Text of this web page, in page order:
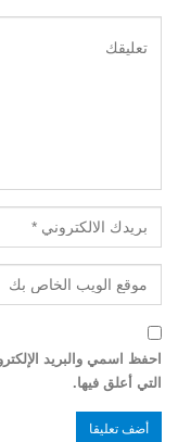
احفظ اسمي والبريد
التي أعلق فيها.